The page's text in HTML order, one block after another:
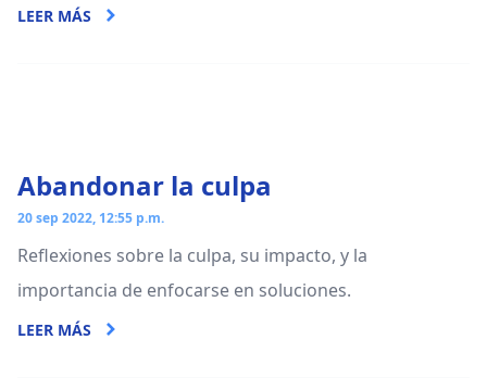
LEER MÁS
Abandonar la culpa
20 sep 2022, 12:55 p.m.
Reflexiones sobre la culpa, su impacto, y la
importancia de enfocarse en soluciones.
LEER MÁS